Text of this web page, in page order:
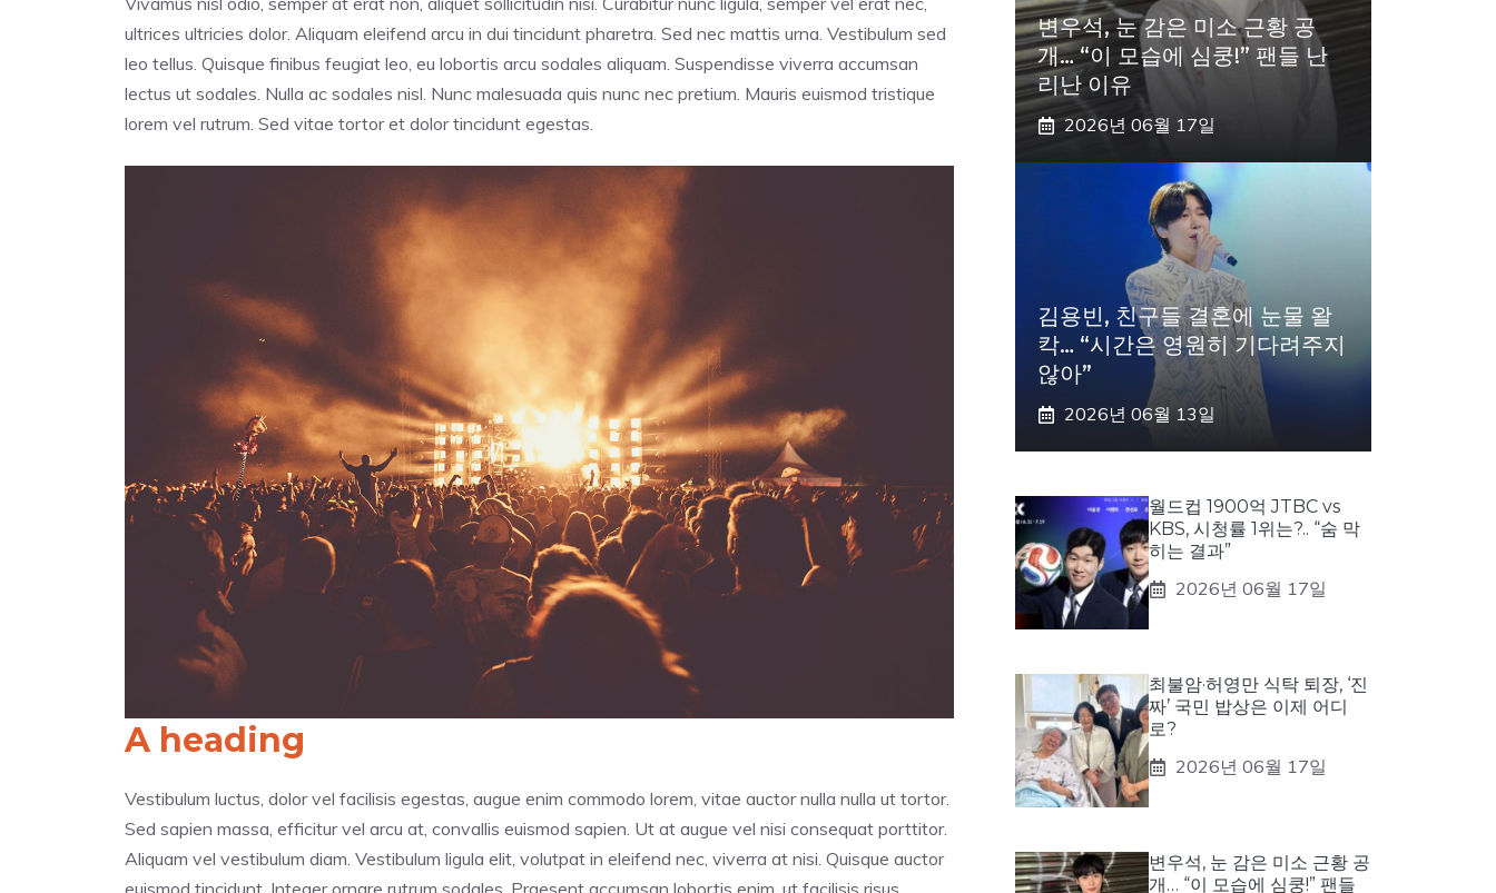
ultrices ultricies dolor. Aliquam eleifend arcu in dui tincidunt pharetra. Sed nec mattis urna. Vestibulum sed
leo tellus. Quisque finibus feugiat leo, eu lobortis arcu sodales aliquam. Suspendisse viverra accumsan
lectus ut sodales. Nulla ac sodales nisl. Nunc malesuada quis nunc nec pretium. Mauris euismod tristique
lorem vel rutrum. Sed vitae tortor et dolor tincidunt egestas.
A heading
Vestibulum luctus, dolor vel facilisis egestas, augue enim commodo lorem, vitae auctor nulla nulla ut tortor.
Sed sapien massa, efficitur vel arcu at, convallis euismod sapien. Ut at augue vel nisi consequat porttitor.
Aliquam vel vestibulum diam. Vestibulum ligula elit, volutpat in eleifend nec, viverra at nisi. Quisque auctor
euismod tincidunt. Integer ornare rutrum sodales. Praesent accumsan lobortis enim, ut facilisis risus
변우석, 눈 감은 미소 근황 공
개… “이 모습에 심쿵!” 팬들 난
리난 이유
2026년 06월 17일
김용빈, 친구들 결혼에 눈물 왈
칵… “시간은 영원히 기다려주지
않아”
2026년 06월 13일
월드컵 1900억 JTBC vs
KBS, 시청률 1위는?.. “숨 막
히는 결과”
2026년 06월 17일
최불암·허영만 식탁 퇴장, ‘진
짜’ 국민 밥상은 이제 어디
로?
2026년 06월 17일
변우석, 눈 감은 미소 근황 공
개… “이 모습에 심쿵!” 팬들